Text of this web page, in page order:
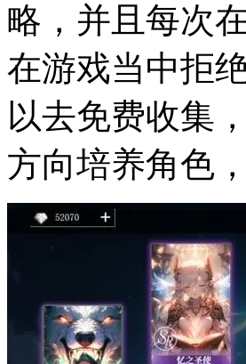
略，并且每次
在游戏当中拒
以去免费收集
方向培养角色